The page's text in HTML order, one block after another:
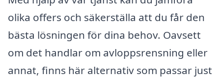
olika offers och säkerställa att du får den
bästa lösningen för dina behov. Oavsett
om det handlar om avloppsrensning eller
annat, finns här alternativ som passar just